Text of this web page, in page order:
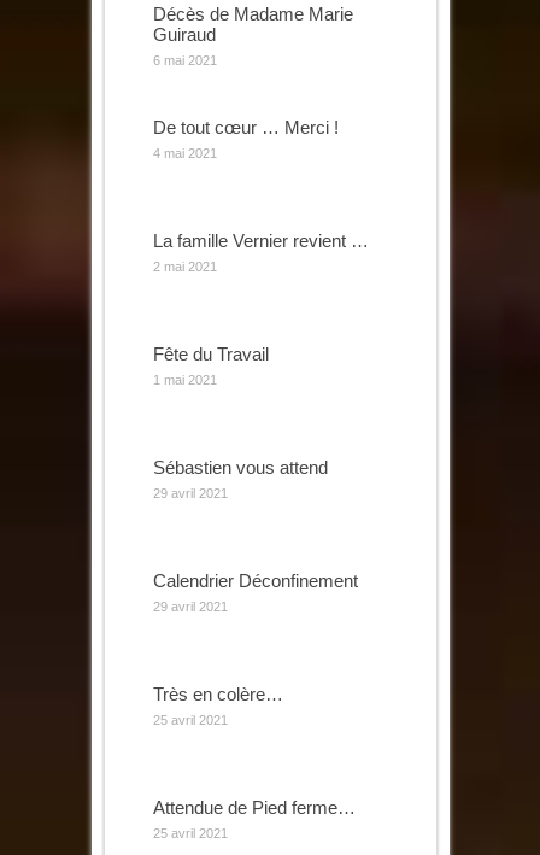
Décès de Madame Marie
Guiraud
6 mai 2021
De tout cœur … Merci !
4 mai 2021
La famille Vernier revient …
2 mai 2021
Fête du Travail
1 mai 2021
Sébastien vous attend
29 avril 2021
Calendrier Déconfinement
29 avril 2021
Très en colère…
25 avril 2021
Attendue de Pied ferme…
25 avril 2021